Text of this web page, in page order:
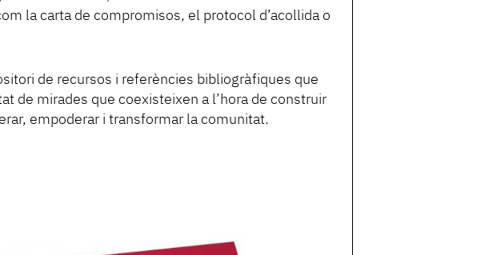
la carta de compromisos, el protocol d’acollida o
de recursos i referències bibliogràfiques que
de mirades que coexisteixen a l’hora de construir
empoderar i transformar la comunitat.